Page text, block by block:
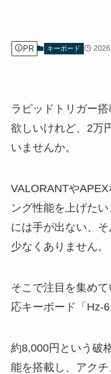
PR キーボード
ラピッドトリガー
欲しいけれど、2万
いませんか。
VALORANTや
ング性能を上げた
には手が出ない、
少なくありません。
そこで注目を集め
応キーボード「Hz-
約8,000円という破
能を搭載し、アク